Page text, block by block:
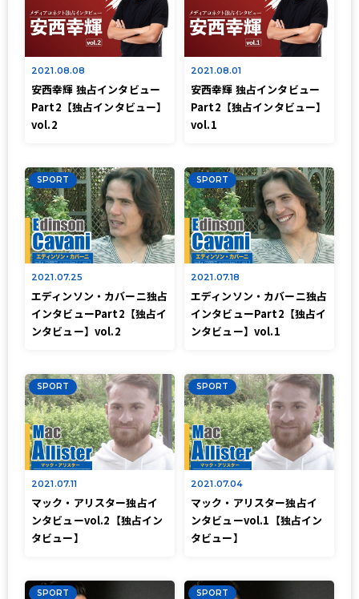
2021.08.08
安西幸輝 独占インタビュー
Part2【独占インタビュー】
vol.2
2021.08.01
安西幸輝 独占インタビュー
Part2【独占インタビュー】
vol.1
SPORT
2021.07.25
エディンソン・カバーニ独占
インタビューPart2【独占イ
ンタビュー】vol.2
SPORT
2021.07.18
エディンソン・カバーニ独占
インタビューPart2【独占イ
ンタビュー】vol.1
SPORT
2021.07.11
マック・アリスター独占イ
ンタビューvol.2【独占イン
タビュー】
SPORT
2021.07.04
マック・アリスター独占イ
ンタビューvol.1【独占イン
タビュー】
SPORT SPORT